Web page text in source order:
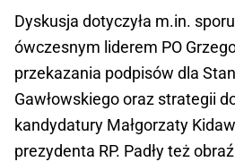
Dyskusja dotyczyła m.in.
ówczesnym liderem PO
przekazania podpisów dla
Gawłowskiego oraz strategii
kandydatury Małgorzaty
prezydenta RP. Padły też